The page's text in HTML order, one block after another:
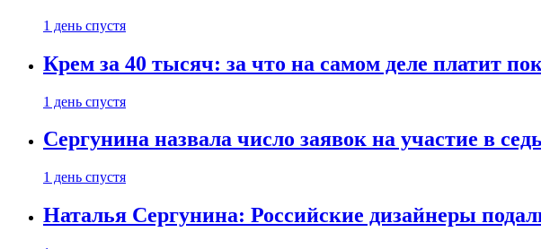
1 день спустя
Крем за 40 тысяч: за что на самом деле платит
1 день спустя
Сергунина назвала число заявок на участие в
1 день спустя
Наталья Сергунина: Российские дизайнеры